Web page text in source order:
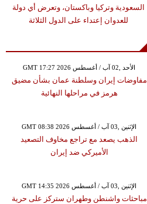
السعودية وتركيا وباكستان، وتعرض أي دولة
للعدوان إعتداء على الدول الثلاثة
GMT 17:27 2026 الأحد ,02 آب / أغسطس
مفاوضات إيران وسلطنة عمان بشأن مضيق
هرمز في مراحلها النهائية
GMT 08:38 2026 الإثنين ,03 آب / أغسطس
الذهب يصعد مع تراجع مخاوف التصعيد
الأميركي ضد إيران
GMT 14:35 2026 الإثنين ,03 آب / أغسطس
مباحثات واشنطن وطهران ستركز على حرية